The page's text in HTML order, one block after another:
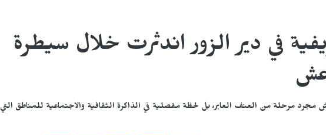
في دير الزور اندثرت خلال سيطرة
مجرد مرحلة من العنف العابر، بل لحظة مفصلية في الذاكرة الثقافية والاجتماعية للمناطق التي